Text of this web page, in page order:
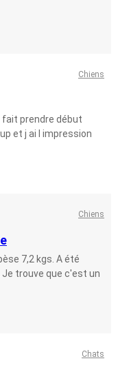
Chiens
fait prendre début
et j ai l impression
Chiens
7,2 kgs. A été
trouve que c'est un
Chats